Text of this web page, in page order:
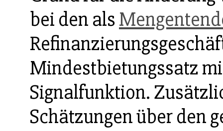
bei den als
Mindestbietungssatz
Signalfunktion.
Schätzungen über den